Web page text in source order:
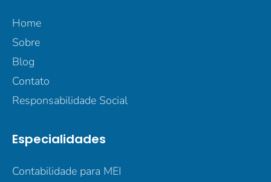
Home
Sobre
Blog
Contato
Responsabilidade Social
Especialidades
Contabilidade para MEI